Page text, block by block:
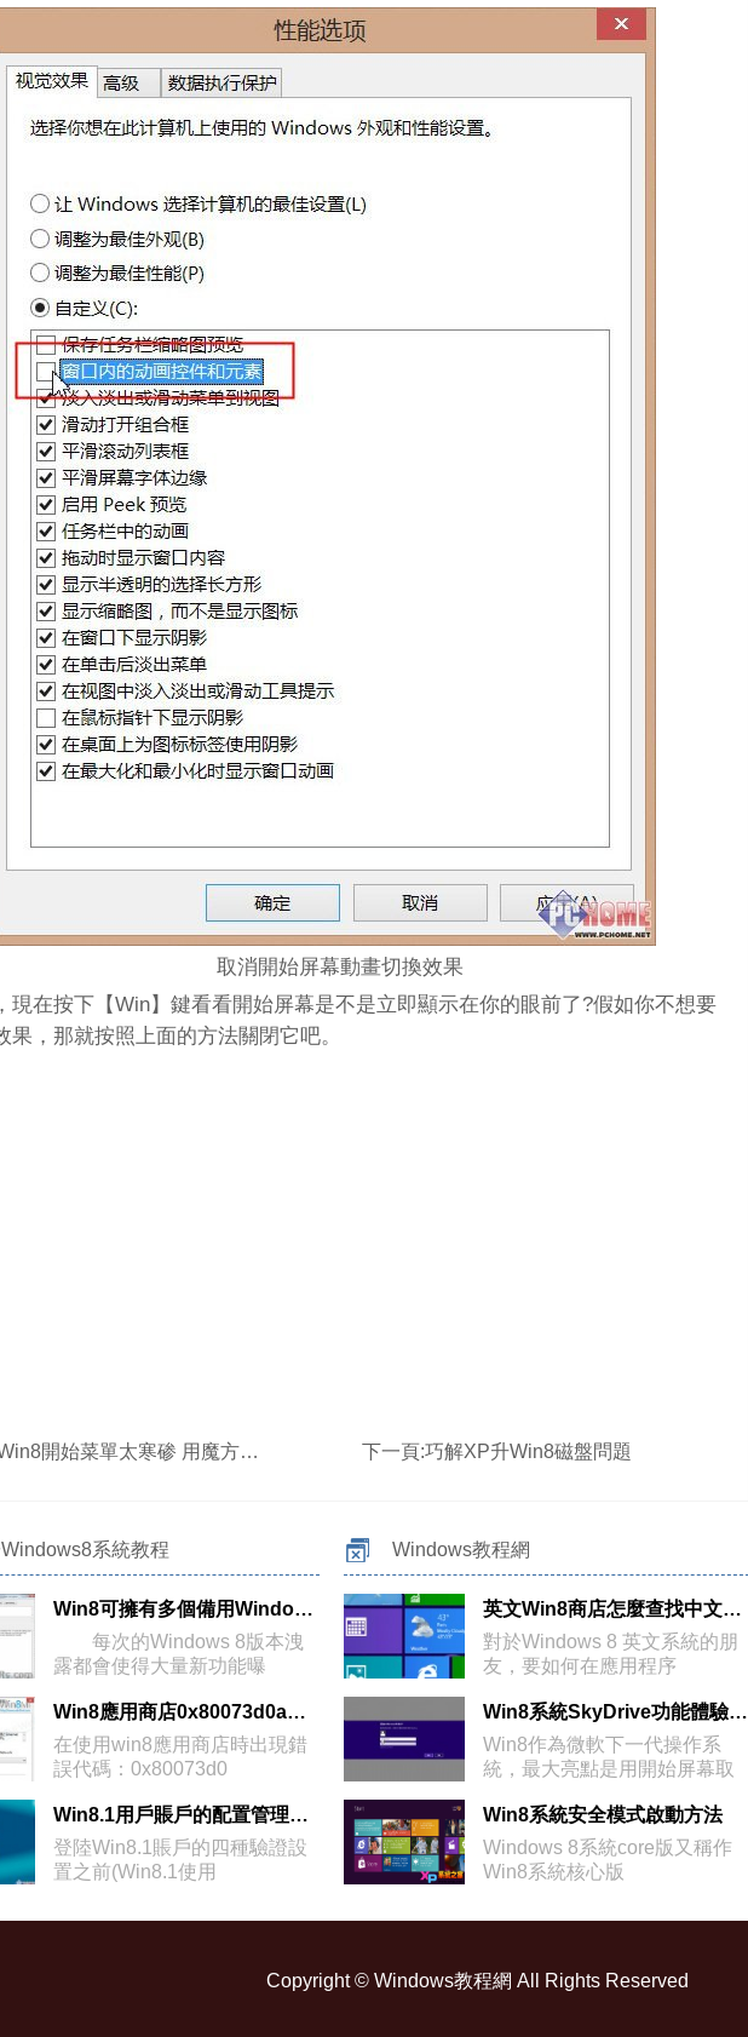
取消開始屏幕動畫切換效果
現在按下【Win】鍵看看開始屏幕是不是立即顯示在你的眼前了?假如你不想要
果，那就按照上面的方法關閉它吧。
開始菜單太寒碜 用魔方新版搞定它 下一頁:巧解XP升Win8磁盤問題
系統教程 Windows教程網
Win8可擁有多個備用Windows安裝文件
每次的Windows 8版本洩
露都會使得大量新功能曝
英文Win8商店怎麼查找中文軟件？
對於Windows 8 英文系統的朋
友，要如何在應用程序
Win8應用商店0x80073d0a錯誤解決方法
在使用win8應用商店時出現錯
誤代碼：0x80073d0
Win8系統SkyDrive功能體驗 方便存儲
Win8作為微軟下一代操作系
統，最大亮點是用開始屏幕取
Win8.1用戶賬戶的配置管理教程
登陸Win8.1賬戶的四種驗證設
置之前(Win8.1使用
Win8系統安全模式啟動方法
Windows 8系統core版又稱作
Win8系統核心版
Copyright © Windows教程網 All Rights Reserved